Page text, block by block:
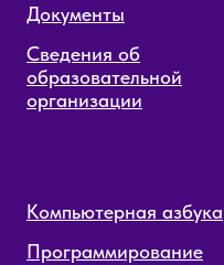
Документы
Сведения об
образовательной
организации
Компьютерная азбука
Программирование